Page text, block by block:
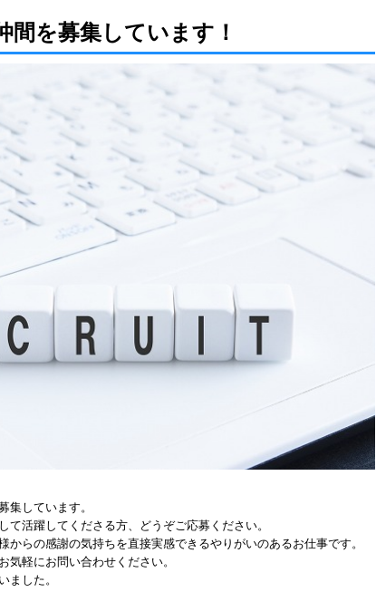
間を募集しています！
集しています。
活躍してくださる方、どうぞご応募ください。
らの感謝の気持ちを直接実感できるやりがいのあるお仕事です。
気軽にお問い合わせください。
ました。